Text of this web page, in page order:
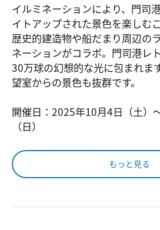
イルミネーションにより、門司
イトアップされた景色を楽しむ
歴史的建造物や船だまり周辺の
ネーションがコラボ。門司港レ
30万球の幻想的な光に包まれま
望室からの景色も抜群です。
開催日：2025年10月4日（土）
（日）
もっと見る